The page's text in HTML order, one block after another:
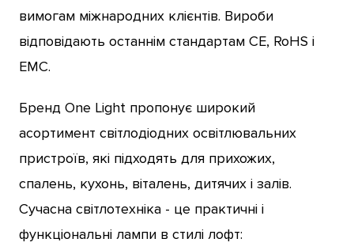
вимогам міжнародних клієнтів. Вироби
відповідають останнім стандартам CE, RoHS і
EMC.
Бренд One Light пропонує широкий
асортимент світлодіодних освітлювальних
пристроїв, які підходять для прихожих,
спалень, кухонь, віталень, дитячих і залів.
Сучасна світлотехніка - це практичні і
функціональні лампи в стилі лофт: